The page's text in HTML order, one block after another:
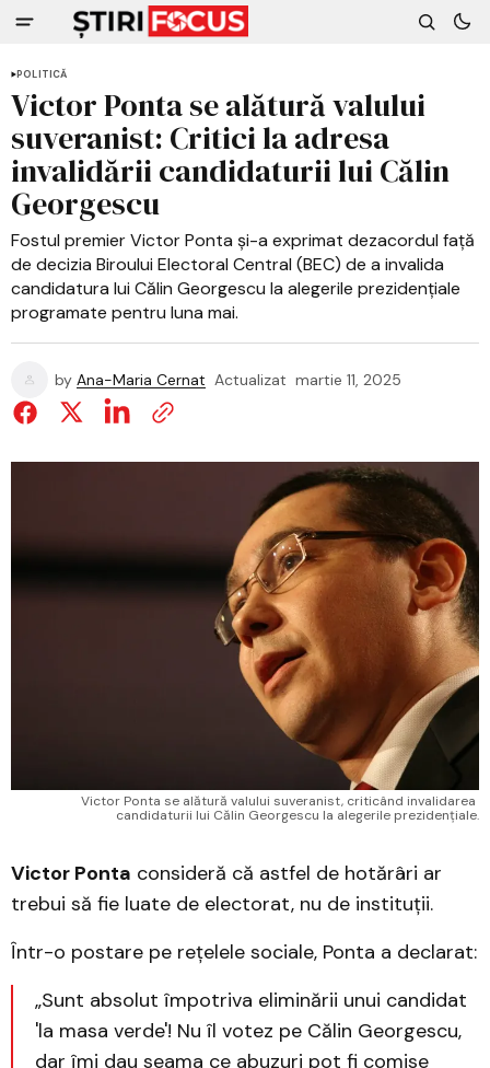
POLITICĂ
Victor Ponta se alătură valului
suveranist: Critici la adresa
invalidării candidaturii lui Călin
Georgescu
Fostul premier Victor Ponta și-a exprimat dezacordul față
de decizia Biroului Electoral Central (BEC) de a invalida
candidatura lui Călin Georgescu la alegerile prezidențiale
programate pentru luna mai.
by Ana-Maria Cernat Actualizat martie 11, 2025
Victor Ponta se alătură valului suveranist, criticând invalidarea
candidaturii lui Călin Georgescu la alegerile prezidențiale.
Victor Ponta consideră că astfel de hotărâri ar
trebui să fie luate de electorat, nu de instituții.​
Într-o postare pe rețelele sociale, Ponta a declarat:
„Sunt absolut împotriva eliminării unui candidat
'la masa verde'! Nu îl votez pe Călin Georgescu,
dar îmi dau seama ce abuzuri pot fi comise